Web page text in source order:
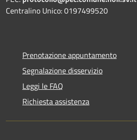
Centralino Unico: 0197499520
Prenotazione appuntamento
Segnalazione disservizio
Leggi le FAQ
Richiesta assistenza